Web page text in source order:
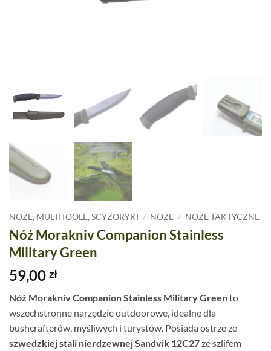
NOŻE, MULTITOOLE, SCYZORYKI / NOŻE / NOŻE TAKTYCZNE
Nóż Morakniv Companion Stainless
Military Green
59,00 zł
Nóż Morakniv Companion Stainless Military Greento
wszechstronne narzędzie outdoorowe, idealne dla
bushcrafterów, myśliwych i turystów. Posiada ostrze ze
szwedzkiej stali nierdzewnej Sandvik 12C27ze szlifem